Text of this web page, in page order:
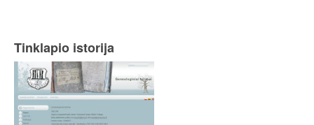
Tinklapio istorija